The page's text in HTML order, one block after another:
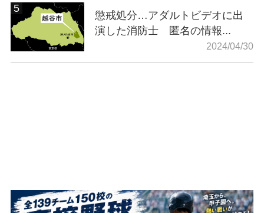
懲戒処分…アダルトビデオに出
演した消防士 匿名の情報...
2024/04/30